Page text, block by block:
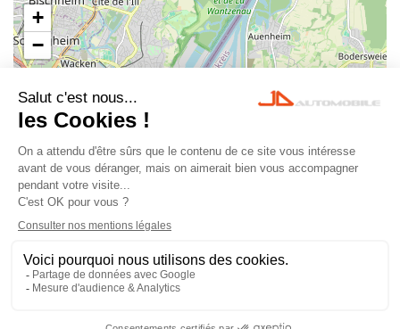
+
−
Leaflet
© 2023 JD Automobile Tous droits réservés -